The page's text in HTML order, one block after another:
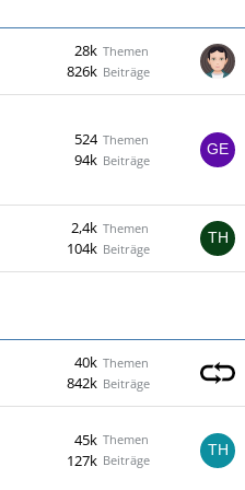
Themen
28k
Beiträge
826k
Themen
524
Beiträge
94k
Themen
2,4k
Beiträge
104k
Themen
40k
Beiträge
842k
Themen
45k
Beiträge
127k